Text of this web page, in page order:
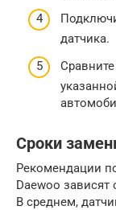
датчика.
Сроки
Рекомендации
Daewoo зависят
В среднем,